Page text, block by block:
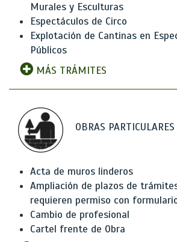
Murales y Esculturas
Espectáculos de Circo
Explotación de Cantinas en
Públicos
MÁS TRÁMITES
OBRAS PARTICULARES
Acta de muros linderos
Ampliación de plazos de
requieren permiso con
Cambio de profesional
Cartel frente de Obra